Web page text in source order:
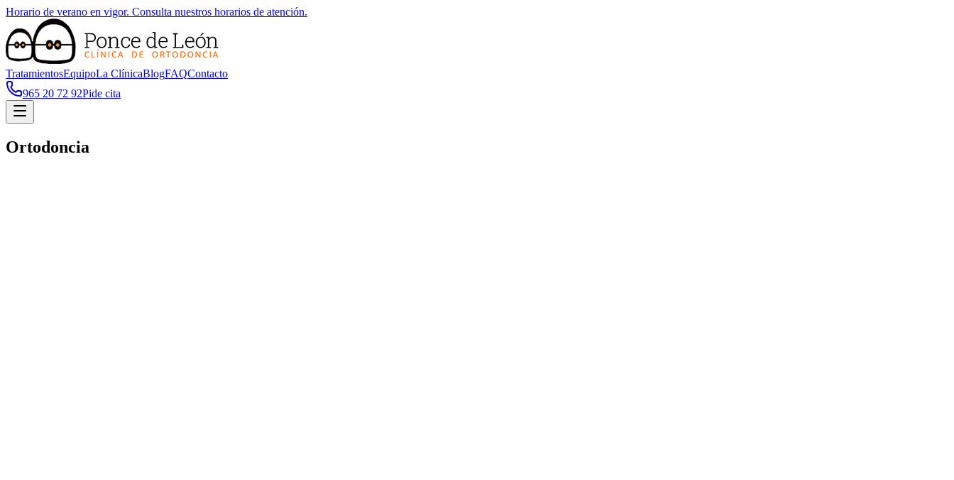
Horario de verano en vigor. Consulta nuestros horarios de atención.
TratamientosEquipoLa ClínicaBlogFAQContacto
965 20 72 92Pide cita
Ortodoncia